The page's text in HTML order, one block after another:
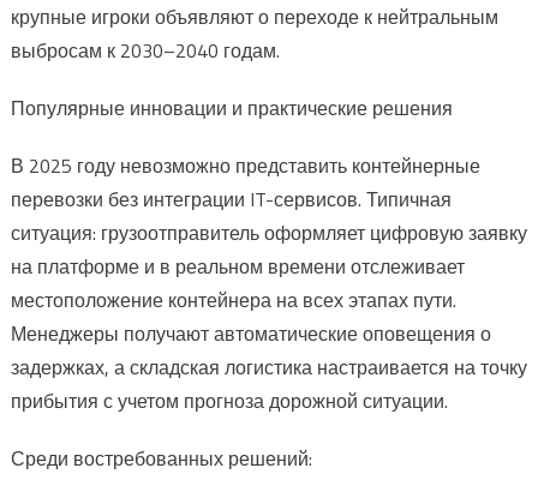
крупные игроки объявляют о переходе к нейтральным
выбросам к 2030–2040 годам.
Популярные инновации и практические решения
В 2025 году невозможно представить контейнерные
перевозки без интеграции IT-сервисов. Типичная
ситуация: грузоотправитель оформляет цифровую заявку
на платформе и в реальном времени отслеживает
местоположение контейнера на всех этапах пути.
Менеджеры получают автоматические оповещения о
задержках, а складская логистика настраивается на точку
прибытия с учетом прогноза дорожной ситуации.
Среди востребованных решений: